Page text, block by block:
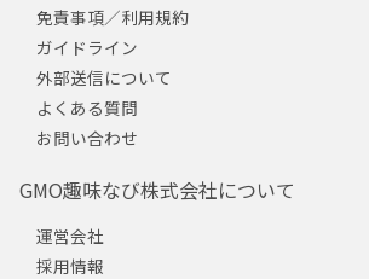
免責事項／利用規約
ガイドライン
外部送信について
よくある質問
お問い合わせ
GMO趣味なび株式会社について
運営会社
採用情報